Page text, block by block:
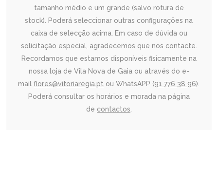
tamanho médio e um grande (salvo rotura de
stock). Poderá seleccionar outras configurações na
caixa de selecção acima. Em caso de dúvida ou
solicitação especial, agradecemos que nos contacte.
Recordamos que estamos disponíveis fisicamente na
nossa loja de Vila Nova de Gaia ou através do e-
mailflores@vitoriaregia.pt ou WhatsAPP (91 776 38 96).
Poderá consultar os horários e morada na página
de contactos